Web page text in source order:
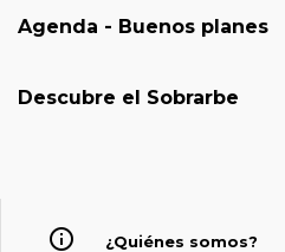
Agenda - Buenos planes
Descubre el Sobrarbe
¿Quiénes somos?